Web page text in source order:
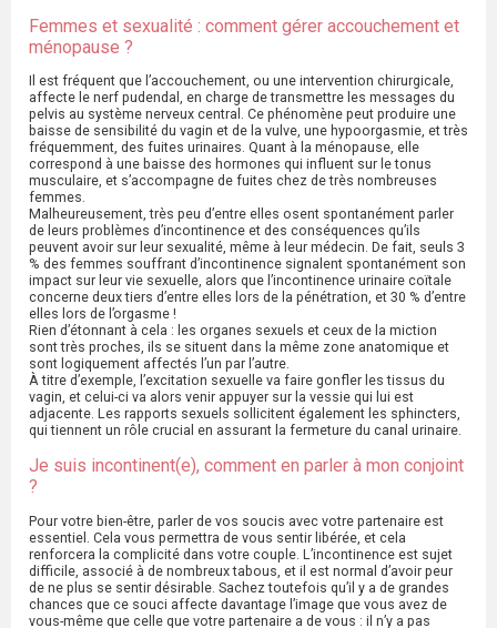
Femmes et sexualité : comment gérer accouchement et
ménopause ?
Il est fréquent que l’accouchement, ou une intervention chirurgicale,
affecte le nerf pudendal, en charge de transmettre les messages du
pelvis au système nerveux central. Ce phénomène peut produire une
baisse de sensibilité du vagin et de la vulve, une hypoorgasmie, et très
fréquemment, des fuites urinaires. Quant à la ménopause, elle
correspond à une baisse des hormones qui influent sur le tonus
musculaire, et s’accompagne de fuites chez de très nombreuses
femmes.
Malheureusement, très peu d’entre elles osent spontanément parler
de leurs problèmes d’incontinence et des conséquences qu’ils
peuvent avoir sur leur sexualité, même à leur médecin. De fait, seuls 3
% des femmes souffrant d’incontinence signalent spontanément son
impact sur leur vie sexuelle, alors que l’incontinence urinaire coïtale
concerne deux tiers d’entre elles lors de la pénétration, et 30 % d’entre
elles lors de l’orgasme !
Rien d’étonnant à cela : les organes sexuels et ceux de la miction
sont très proches, ils se situent dans la même zone anatomique et
sont logiquement affectés l’un par l’autre.
À titre d’exemple, l’excitation sexuelle va faire gonfler les tissus du
vagin, et celui-ci va alors venir appuyer sur la vessie qui lui est
adjacente. Les rapports sexuels sollicitent également les sphincters,
qui tiennent un rôle crucial en assurant la fermeture du canal urinaire.
Je suis incontinent(e), comment en parler à mon conjoint
?
Pour votre bien-être, parler de vos soucis avec votre partenaire est
essentiel. Cela vous permettra de vous sentir libérée, et cela
renforcera la complicité dans votre couple. L’incontinence est sujet
difficile, associé à de nombreux tabous, et il est normal d’avoir peur
de ne plus se sentir désirable. Sachez toutefois qu’il y a de grandes
chances que ce souci affecte davantage l’image que vous avez de
vous-même que celle que votre partenaire a de vous : il n’y a pas